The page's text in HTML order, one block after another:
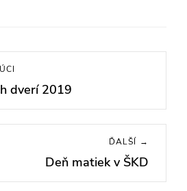
dverí 2019
ĎALŠÍ →
Deň matiek v ŠKD